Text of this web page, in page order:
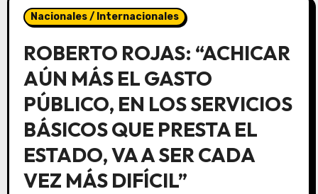
Nacionales / Internacionales
ROBERTO ROJAS: “ACHICAR
AÚN MÁS EL GASTO
PÚBLICO, EN LOS SERVICIOS
BÁSICOS QUE PRESTA EL
ESTADO, VA A SER CADA
VEZ MÁS DIFÍCIL”